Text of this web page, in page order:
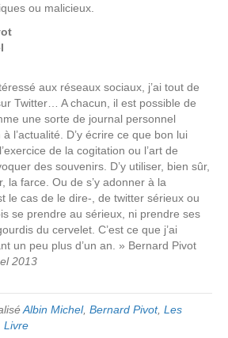
ou malicieux.
aux réseaux sociaux, j’ai tout de
Twitter… A chacun, il est possible de
une sorte de journal personnel
l’actualité. D’y écrire ce que bon lui
de la cogitation ou l’art de
des souvenirs. D’y utiliser, bien sûr,
la farce. Ou de s’y adonner à la
le cas de le dire-, de twitter sérieux ou
se prendre au sérieux, ni prendre ses
du cervelet. C’est ce que j’ai
un peu plus d’un an. » Bernard Pivot
2013
Albin Michel, Bernard Pivot, Les
Livre